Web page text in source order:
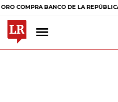
BANCO DE LA REPÚBLICA $